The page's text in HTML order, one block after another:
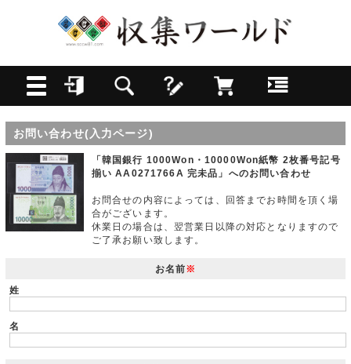
お問い合わせ(入力ページ)
「韓国銀行 1000Won・10000Won紙幣 2枚番号記号
揃い AA0271766A 完未品」へのお問い合わせ
お問合せの内容によっては、回答までお時間を頂く場
合がございます。
休業日の場合は、翌営業日以降の対応となりますので
ご了承お願い致します。
お名前※
姓
名